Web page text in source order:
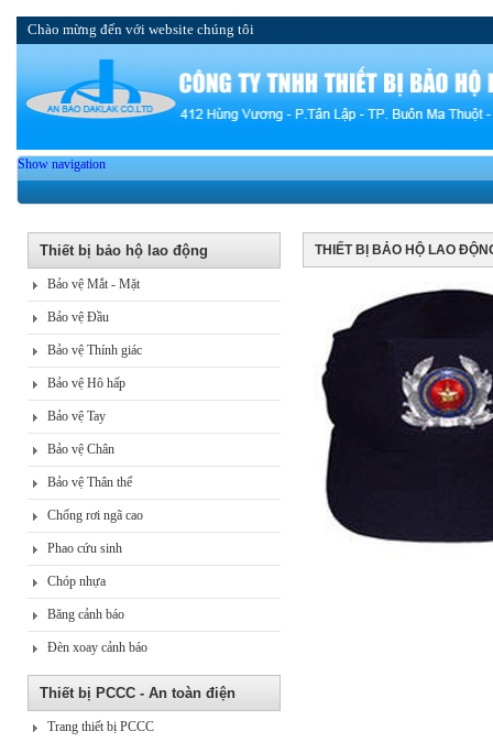
Chào mừng đến với website chúng tôi
Show navigation
Thiết bị bảo hộ lao động
Bảo vệ Mắt - Mặt
Bảo vệ Đầu
Bảo vệ Thính giác
Bảo vệ Hô hấp
Bảo vệ Tay
Bảo vệ Chân
Bảo vệ Thân thể
Chống rơi ngã cao
Phao cứu sinh
Chóp nhựa
Băng cảnh báo
Đèn xoay cảnh báo
Thiết bị PCCC - An toàn điện
Trang thiết bị PCCC
THIẾT BỊ BẢO HỘ LAO